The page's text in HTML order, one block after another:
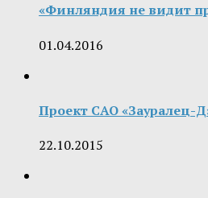
«Финляндия не видит
01.04.2016
Проект САО «Зауралец-
22.10.2015